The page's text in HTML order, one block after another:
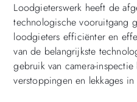
Loodgieterswerk heeft de
technologische vooruitgang
loodgieters efficiënter en
van de belangrijkste
gebruik van camera-
verstoppingen en lekkages in